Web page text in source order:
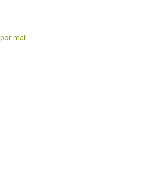
mail